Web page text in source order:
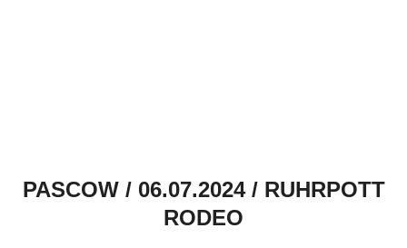
PASCOW / 06.07.2024 / RUHRPOTT
RODEO